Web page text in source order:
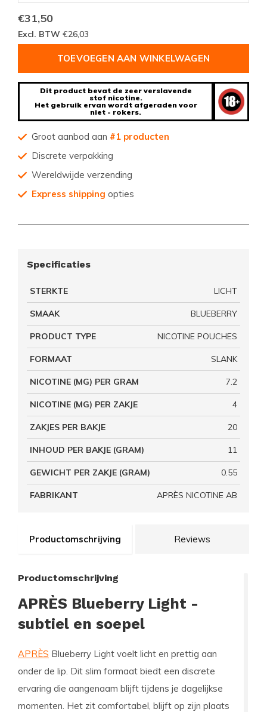
€31,50
Excl. BTW €26,03
TOEVOEGEN AAN WINKELWAGEN
Dit product bevat de zeer verslavende
stof nicotine.
Het gebruik ervan wordt afgeraden voor
niet - rokers.
Groot aanbod aan #1 producten
Discrete verpakking
Wereldwijde verzending
Express shipping opties
Productomschrijving Reviews
Productomschrijving
APRÈS Blueberry Light -
subtiel en soepel
APRÈS Blueberry Light voelt licht en prettig aan
onder de lip. Dit slim formaat biedt een discrete
ervaring die aangenaam blijft tijdens je dagelijkse
momenten. Het zit comfortabel, blijft op zijn plaats
Specificaties
STERKTE LICHT
SMAAK BLUEBERRY
PRODUCT TYPE NICOTINE POUCHES
FORMAAT SLANK
NICOTINE (MG) PER GRAM 7.2
NICOTINE (MG) PER ZAKJE 4
ZAKJES PER BAKJE 20
INHOUD PER BAKJE (GRAM) 11
GEWICHT PER ZAKJE (GRAM) 0.55
FABRIKANT APRÈS NICOTINE AB